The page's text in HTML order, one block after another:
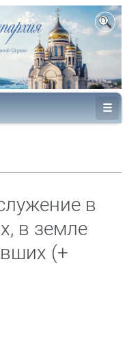
в
в земле
(+